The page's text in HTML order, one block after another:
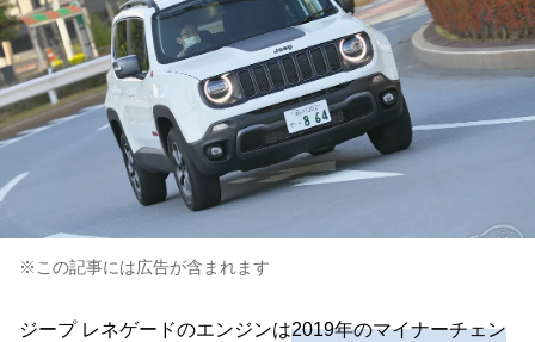
※この記事には広告が含まれます
ジープ レネゲードのエンジンは2019年のマイナーチェン